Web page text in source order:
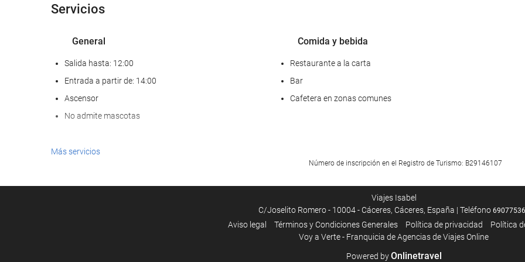
Servicios
General
Salida hasta: 12:00
Entrada a partir de: 14:00
Ascensor
No admite mascotas
Comida y bebida
Restaurante a la carta
Bar
Cafetera en zonas comunes
Servicios de recepción
Guardaequipaje
Wifi gratis
Más servicios
Número de inscripción en el Registro de Turismo: B29146107
Viajes Isabel
C/Joselito Romero - 10004 - Cáceres, Cáceres, España | Teléfono
Aviso legal Términos y Condiciones Generales Política de privacidad
Política
Voy a Verte - Franquicia de Agencias de Viajes Online
Powered byOnlinetravel